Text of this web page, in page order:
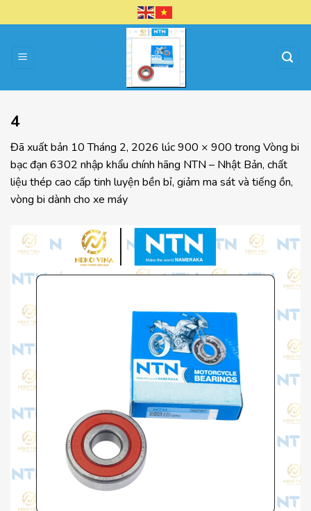
đến
dung
4
Đã xuất bản 10 Tháng 2, 2026 lúc900 × 900 trong Vòng bi
bạc đạn 6302 nhập khẩu chính hãng NTN – Nhật Bản, chất
liệu thép cao cấp tinh luyện bền bỉ, giảm ma sát và tiếng ồn,
vòng bi dành cho xe máy